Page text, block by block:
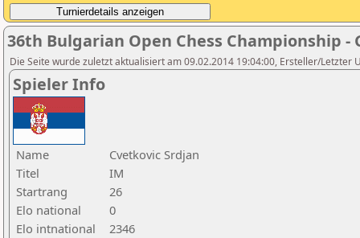
36th Bulgarian Open Chess Championship -
Die Seite wurde zuletzt aktualisiert am 09.02.2014 19:04:00, Ersteller/Letzter
Spieler Info
Name
Cvetkovic Srdjan
Titel
IM
Startrang
26
Elo national
0
Elo intnational
2346